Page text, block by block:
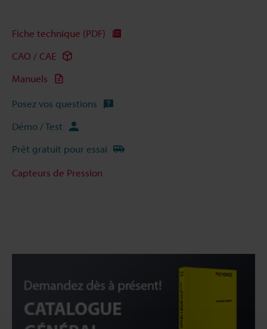
Fiche technique (PDF)
CAO / CAE
Manuels
Posez vos questions
Démo / Test
Prêt gratuit pour essai
Capteurs de Pression